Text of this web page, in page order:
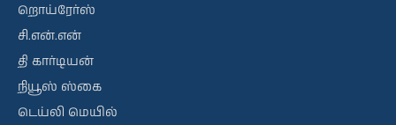
றொய்ரேர்ஸ்
சி.என்.என்
தி கார்டியன்
நியூஸ் ஸ்கை
டெய்லி மெயில்